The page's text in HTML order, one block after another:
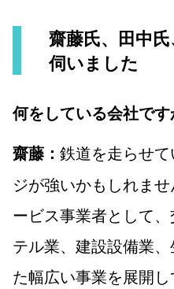
齋藤氏、田中
伺いました
何をしている会社です
齋藤： 鉄道を走らせ
ジが強いかもしれま
ービス事業者として
テル業、建設設備業
た幅広い事業を展開し